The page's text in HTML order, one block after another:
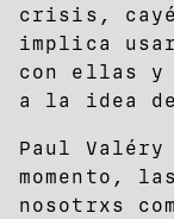
crisis,
implica
con ellas y
a la idea
Paul
momento,
nosotrxs